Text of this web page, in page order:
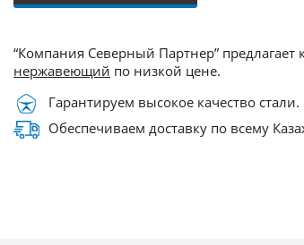
“Компания Северный Партнер” предлагает
нержавеющий по низкой цене.
Гарантируем высокое качество стали.
Обеспечиваем доставку по всему